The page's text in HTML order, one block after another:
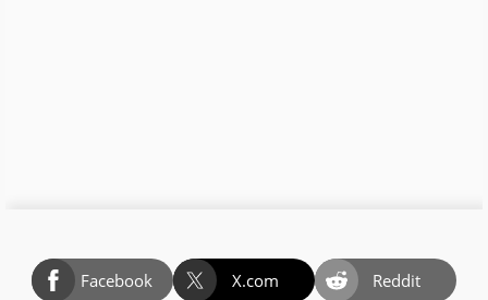
Facebook X.com
Reddit